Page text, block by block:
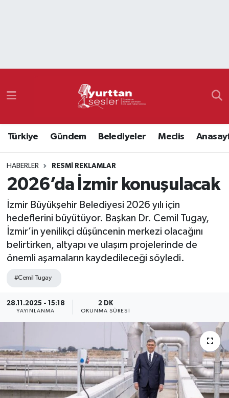
Türkiye Gündem Belediyeler Meclis
HABERLER RESMI REKLAMLAR
2026’da İzmir konuşulacak
İzmir Büyükşehir Belediyesi 2026 yılı için
hedeflerini büyütüyor. Başkan Dr. Cemil Tugay,
İzmir’in yenilikçi düşüncenin merkezi olacağını
belirtirken, altyapı ve ulaşım projelerinde de
önemli aşamaların kaydedileceği söyledi.
#Cemil Tugay
28.11.2025 - 15:18
YAYINLANMA
2 DK
OKUNMA SÜRESI
Namaz Vakitleri
Süper Lig Puan Durumu ve Fikstür
Tüm Manşetler
Haber Arşivi